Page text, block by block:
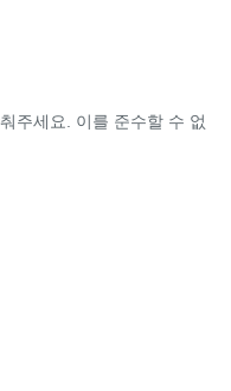
주세요. 이를 준수할 수 없